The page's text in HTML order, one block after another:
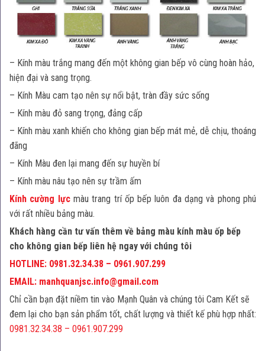
– Kính màu trắng mang đến một không gian bếp vô cùng hoàn hảo,
hiện đại và sang trọng.
– Kính Màu cam tạo nên sự nổi bật, tràn đầy sức sống
– Kính màu đỏ sang trọng, đảng cấp
– Kính màu xanh khiến cho không gian bếp mát mẻ, dễ chịu, thoáng
đãng
– Kính Màu đen lại mang đến sự huyền bí
– Kính màu nâu tạo nên sự trầm ấm
Kính cường lựcmàu trang trí ốp bếp luôn đa dạng và phong phú
với rất nhiều bảng màu.
Khách hàng cần tư vấn thêm về bảng màu kính màu ốp bếp
cho không gian bếp liên hệ ngay với chúng tôi
HOTLINE: 0981.32.34.38 – 0961.907.299
EMAIL: manhquanjsc.info@gmail.com
Chỉ cần bạn đặt niềm tin vào Mạnh Quân và chúng tôi Cam Kết sẽ
đem lại cho bạn sản phẩm tốt, chất lượng và thiết kế phù hợp nhất:
0981.32.34.38 – 0961.907.299